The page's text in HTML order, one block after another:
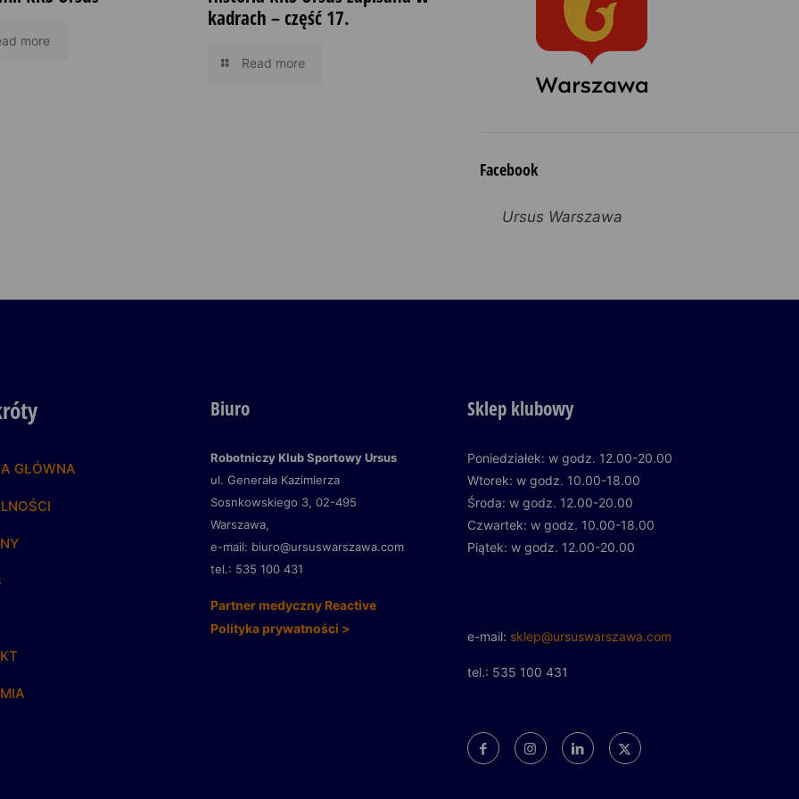
more
kadrach – część 17.
Read more
Facebook
Ursus Warszawa
GŁÓWNA
Biuro
Robotniczy Klub Sportowy Ursus
ul. Generała Kazimierza
Sosnkowskiego 3, 02-495
Warszawa,
e-mail: biuro@ursuswarszawa.com
tel.: 535 100 431
Partner medyczny Reactive
Polityka prywatności >
Sklep klubowy
Poniedziałek: w godz. 12.00-20.00
Wtorek: w godz. 10.00-18.00
Środa: w godz. 12.00-20.00
Czwartek: w godz. 10.00-18.00
Piątek: w godz. 12.00-20.00
e-mail: sklep@ursuswarszawa.com
tel.: 535 100 431